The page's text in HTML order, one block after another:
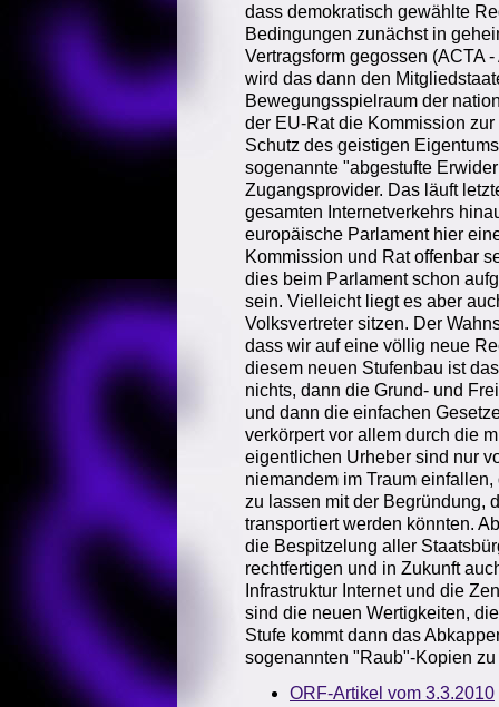
dass demokratisch gewählte
Bedingungen zunächst in
Vertragsform gegossen (ACTA
wird das dann den
Bewegungsspielraum der
der EU-Rat die Kommission
Schutz des geistigen
sogenannte "abgestufte
Zugangsprovider. Das läuft
gesamten Internetverkehrs
europäische Parlament hier
Kommission und Rat offenbar
dies beim Parlament schon
sein. Vielleicht liegt es aber
Volksvertreter sitzen. Der
dass wir auf eine völlig neue
diesem neuen Stufenbau ist
nichts, dann die Grund- und
und dann die einfachen
verkörpert vor allem durch die
eigentlichen Urheber sind nur
niemandem im Traum
zu lassen mit der Begründung,
transportiert werden könnten.
die Bespitzelung aller
rechtfertigen und in Zukunft
Infrastruktur Internet und die
sind die neuen Wertigkeiten,
Stufe kommt dann das
sogenannten "Raub"-Kopien zu
ORF-Artikel vom 3.3.2010